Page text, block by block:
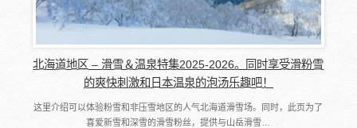
北海道地区 – 滑雪＆温泉特集2025-2026。同时享受滑粉雪
的爽快刺激和日本温泉的泡汤乐趣吧！
这里介绍可以体验粉雪和非压雪地区的人气北海道滑雪场。同时，此页为了
喜爱新雪和深雪的滑雪粉丝，提供与山岳滑雪…